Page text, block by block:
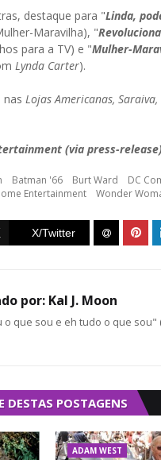
destaque para "Linda,
Maravilha), "
para a TV) e "Mulher-
Lynda Carter).
nas Lojas Americanas,
(via press-
Batman '66 Burt Ward DC
Entertainment Wonder
por: Kal J. Moon
o que sou e eh tudo o que sou"
DESTAS POSTAGENS
ADAM WEST